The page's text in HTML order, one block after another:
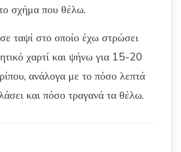
σχήμα που θέλω.
ταψί στο οποίο έχω στρώσει
χαρτί και ψήνω για 15-20
ανάλογα με το πόσο λεπτά
και πόσο τραγανά τα θέλω.